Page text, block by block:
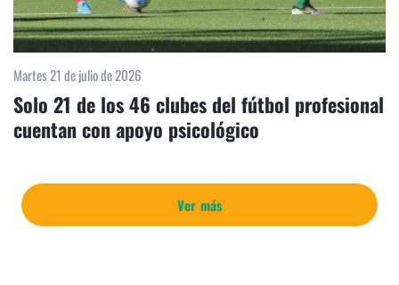
Ver más
Martes 21 de julio de 2026
Solo 21 de los 46 clubes del fútbol profesional
cuentan con apoyo psicológico